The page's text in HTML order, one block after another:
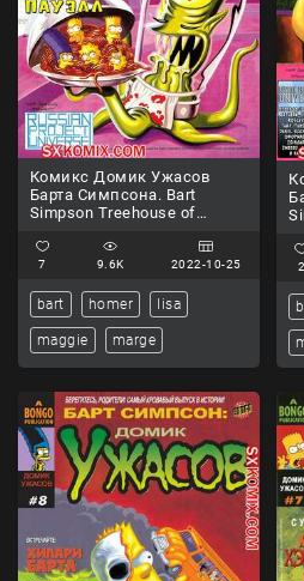
Комикс Домик Ужасов
Барта Симпсона. Bart
Simpson Treehouse of
7 9.6K 2022-10-25
bart homer lisa
maggie marge
2